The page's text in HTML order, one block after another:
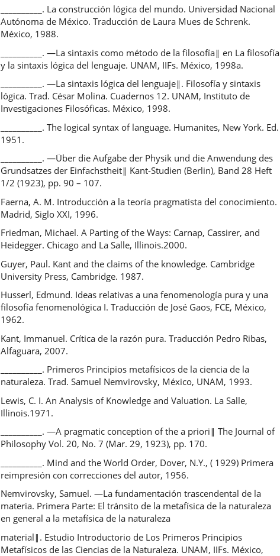
__________. La construcción lógica del mundo. Universidad Nacional
Autónoma de México. Traducción de Laura Mues de Schrenk.
México, 1988.
__________. ―La sintaxis como método de la filosofía‖ en La filosofía
y la sintaxis lógica del lenguaje. UNAM, IIFs. México, 1998a.
__________. ―La sintaxis lógica del lenguaje‖. Filosofía y sintaxis
lógica. Trad. César Molina. Cuadernos 12. UNAM, Instituto de
Investigaciones Filosóficas. México, 1998.
__________. The logical syntax of language. Humanites, New York. Ed.
1951.
__________. ―Über die Aufgabe der Physik und die Anwendung des
Grundsatzes der Einfachstheit‖ Kant-Studien (Berlin), Band 28 Heft
1/2 (1923), pp. 90 – 107.
Faerna, A. M. Introducción a la teoría pragmatista del conocimiento.
Madrid, Siglo XXI, 1996.
Friedman, Michael. A Parting of the Ways: Carnap, Cassirer, and
Heidegger. Chicago and La Salle, Illinois.2000.
Guyer, Paul. Kant and the claims of the knowledge. Cambridge
University Press, Cambridge. 1987.
Husserl, Edmund. Ideas relativas a una fenomenología pura y una
filosofía fenomenológica I. Traducción de José Gaos, FCE, México,
1962.
Kant, Immanuel. Crítica de la razón pura. Traducción Pedro Ribas,
Alfaguara, 2007.
__________. Primeros Principios metafísicos de la ciencia de la
naturaleza. Trad. Samuel Nemvirovsky, México, UNAM, 1993.
Lewis, C. I. An Analysis of Knowledge and Valuation. La Salle,
Illinois.1971.
__________. ―A pragmatic conception of the a priori‖ The Journal of
Philosophy Vol. 20, No. 7 (Mar. 29, 1923), pp. 170.
__________. Mind and the World Order, Dover, N.Y., ( 1929) Primera
reimpresión con correcciones del autor, 1956.
Nemvirovsky, Samuel. ―La fundamentación trascendental de la
materia. Primera Parte: El tránsito de la metafísica de la naturaleza
en general a la metafísica de la naturaleza
material‖. Estudio Introductorio de Los Primeros Principios
Metafísicos de las Ciencias de la Naturaleza. UNAM, IIFs. México,